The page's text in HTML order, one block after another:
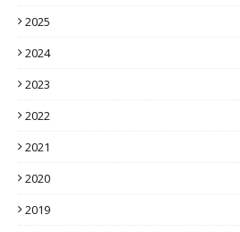
2025
2024
2023
2022
2021
2020
2019